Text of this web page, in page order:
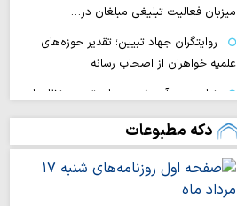
میزبان فعالیت تبلیغی مبلغان در…
روایتگران جهاد تبیین؛ تقدیر حوزه‌های
علمیه خواهران از اصحاب رسانه
نیازسنجی آموزشی، مبنای تدوین نظام‌واره
مبلغان است
فعالان رسانه‌ روایتگر حقیقت و پاسدار
حافظه تاریخی ملت ایران‌اند
برگزاری سلسله‌نشست‌های «تابستانهٔ ادیان
دکه مطبوعات